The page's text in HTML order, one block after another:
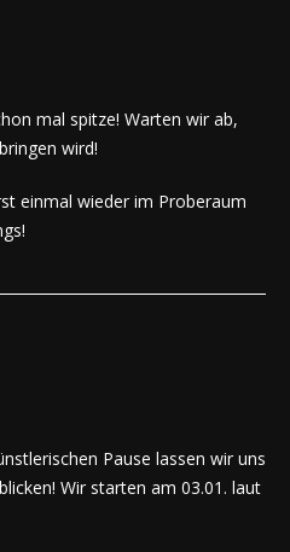
mal spitze! Warten wir ab,
wird!
einmal wieder im Proberaum
Pause lassen wir uns
Wir starten am 03.01. laut